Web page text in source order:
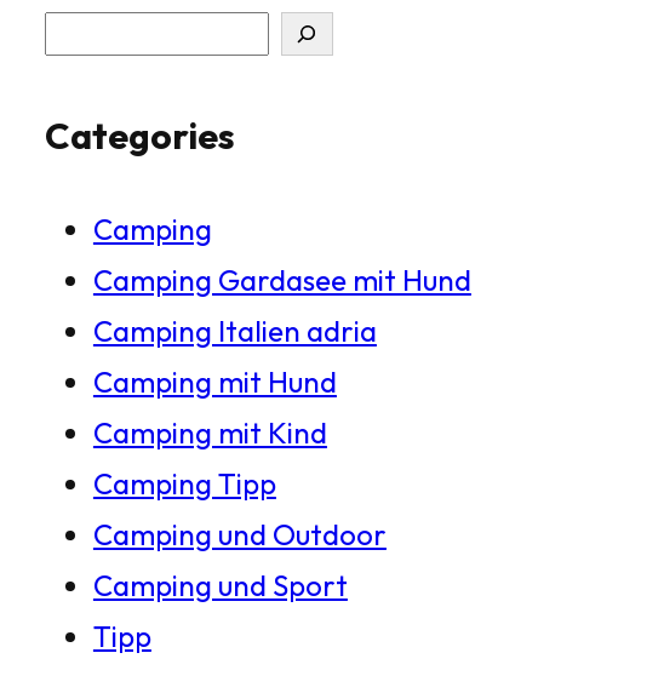
c
Categories
Camping
Camping Gardasee mit Hund
Camping Italien adria
Camping mit Hund
Camping mit Kind
Camping Tipp
Camping und Outdoor
Camping und Sport
Tipp